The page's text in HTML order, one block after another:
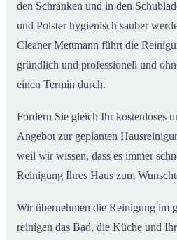
den Schränken und in den
und Polster hygienisch sauber
Cleaner Mettmann führt die
gründlich und professionell und
einen Termin durch.
Fordern Sie gleich Ihr kostenloses
Angebot zur geplanten
weil wir wissen, dass es immer
Reinigung Ihres Haus zum
Wir übernehmen die Reinigung im
reinigen das Bad, die Küche und